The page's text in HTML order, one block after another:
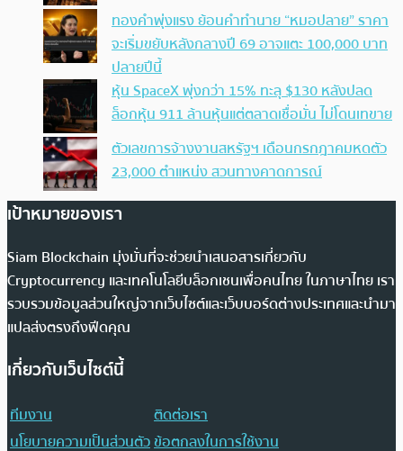
ทองคำพุ่งแรง ย้อนคำทำนาย “หมอปลาย” ราคา
จะเริ่มขยับหลังกลางปี 69 อาจแตะ 100,000 บาท
ปลายปีนี้
หุ้น SpaceX พุ่งกว่า 15% ทะลุ $130 หลังปลด
ล็อกหุ้น 911 ล้านหุ้นแต่ตลาดเชื่อมั่น ไม่โดนเทขาย
ตัวเลขการจ้างงานสหรัฐฯ เดือนกรกฎาคมหดตัว
23,000 ตำแหน่ง สวนทางคาดการณ์
เป้าหมายของเรา
Siam Blockchain มุ่งมั่นที่จะช่วยนำเสนอสารเกี่ยวกับ
Cryptocurrency และเทคโนโลยีบล็อกเชนเพื่อคนไทย ในภาษาไทย เรา
รวบรวมข้อมูลส่วนใหญ่จากเว็บไซต์และเว็บบอร์ดต่างประเทศและนำมา
แปลส่งตรงถึงฟีดคุณ
เกี่ยวกับเว็บไซต์นี้
ทีมงาน
ติดต่อเรา
นโยบายความเป็นส่วนตัวข้อตกลงในการใช้งาน